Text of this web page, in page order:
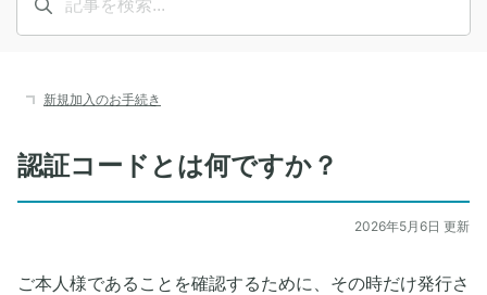
新規加入のお手続き
認証コードとは何ですか？
2026年5月6日 更新
ご本人様であることを確認するために、その時だけ発行さ